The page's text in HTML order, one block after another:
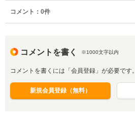
コメント： 0件
コメントを書く ※1000文字以内
コメントを書くには「会員登録」が必要です。
新規会員登録（無料）